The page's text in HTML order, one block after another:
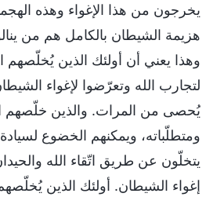
يخرجون من هذا الإغواء وهذه
هزيمة الشيطان بالكامل هم من
وهذا يعني أن أولئك الذين يُخلّصهم
لتجارب الله وتعرّضوا لإغواء
يُحصى من المرات. والذين خلّصهم
ومتطلّباته، ويمكنهم الخضوع لسيادة
يتخلّون عن طريق اتّقاء الله
إغواء الشيطان. أولئك الذين